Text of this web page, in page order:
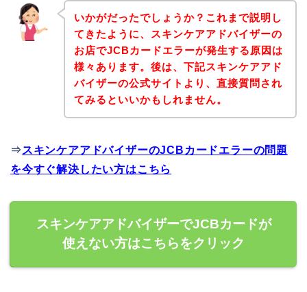
いかがだったでしょうか？これまで説明し
てきたように、スキンケアアドバイザーの
お店でJCBカードエラーが発生する原因は
様々あります。後は、下記スキンケアアド
バイザーの公式サイトより、直接質問され
てみるといいかもしれません。
⇒ スキンケアアドバイザーのJCBカードエラーの問題
を今すぐ解決したい方はこちら
スキンケアアドバイザーでJCBカードが
使えない方はこちらをクリック